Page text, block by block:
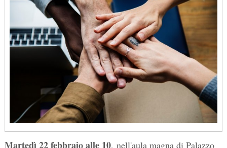
Martedì 22 febbraio alle 10, nell'aula magna di Palazzo